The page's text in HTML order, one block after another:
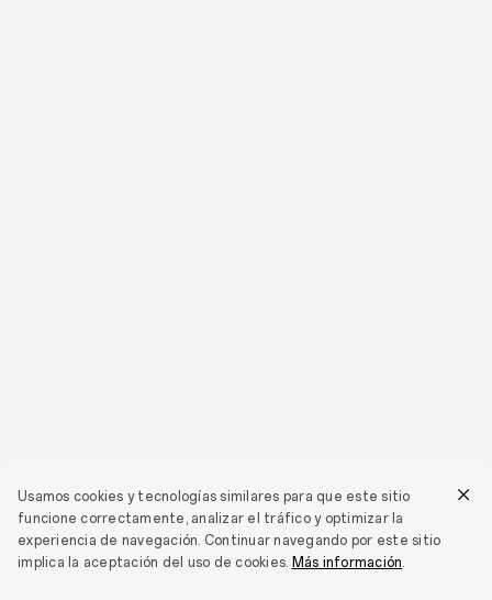
Usamos cookies y tecnologías similares para que este sitio
funcione correctamente, analizar el tráfico y optimizar la
experiencia de navegación. Continuar navegando por este sitio
implica la aceptación del uso de cookies. Más información.